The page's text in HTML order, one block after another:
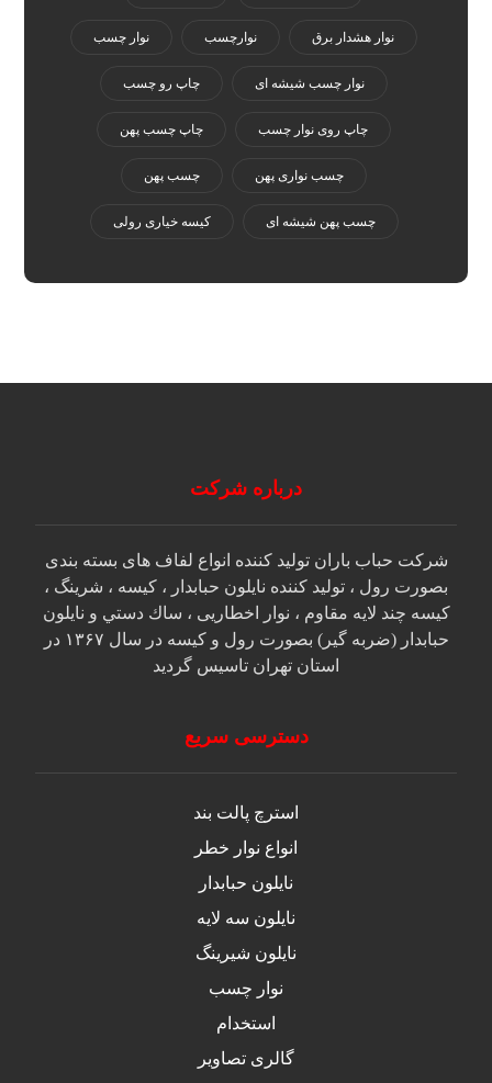
نوار هشدار برق نوارچسب نوار چسب
نوار چسب شیشه ای چاپ رو چسب
چاپ روی نوار چسب چاپ چسب پهن
چسب نواری پهن چسب پهن
چسب پهن شیشه ای کیسه خیاری رولی
درباره شرکت
شرکت حباب باران توليد كننده انواع لفاف های بسته بندی
بصورت رول ، تولید کننده نایلون حبابدار ، كيسه ، شرينگ ،
كيسه چند لايه مقاوم ، نوار اخطاريی ، ساك دستي و نايلون
حبابدار (ضربه گير) بصورت رول و كيسه در سال ۱۳۶۷ در
استان تهران تاسيس گرديد
دسترسی سریع
استرچ پالت بند
انواع نوار خطر
نایلون حبابدار
نایلون سه لایه
نایلون شیرینگ
نوار چسب
استخدام
گالری تصاویر